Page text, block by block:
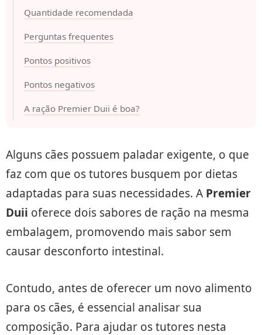
Quantidade recomendada
Perguntas frequentes
Pontos positivos
Pontos negativos
A ração Premier Duii é boa?
Alguns cães possuem paladar exigente, o que
faz com que os tutores busquem por dietas
adaptadas para suas necessidades. A Premier
Duii oferece dois sabores de ração na mesma
embalagem, promovendo mais sabor sem
causar desconforto intestinal.
Contudo, antes de oferecer um novo alimento
para os cães, é essencial analisar sua
composição. Para ajudar os tutores nesta